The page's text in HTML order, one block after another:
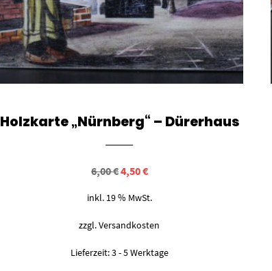
Holzkarte „Nürnberg“ – Dürerhaus
6,00€Ursprünglicher
Preis
war:
6,00 €
4,50€Aktueller
ist:
4,50 €.
inkl. 19 % MwSt.
zzgl.Versandkosten
Lieferzeit:3 - 5 Werktage